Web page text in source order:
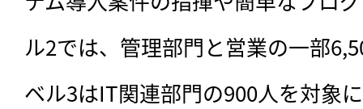
ル2では、管理部門と営業の一部
ベル3はIT関連部門の900人を対象